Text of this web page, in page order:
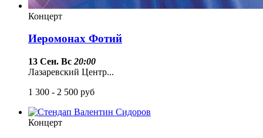
Концерт
Иеромонах Фотий
13 Сен. Вс 20:00
Лазаревский Центр...
1 300 - 2 500 руб
Концерт